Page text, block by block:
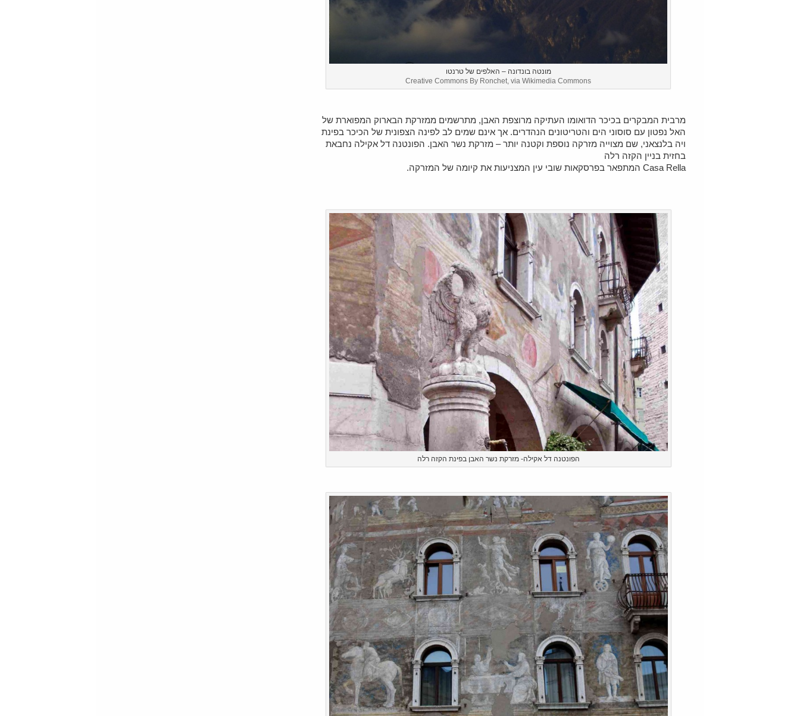
מונטה בונדונה – האלפים של טרנטו
Creative Commons By Ronchet, via Wikimedia Commons
מרבית המבקרים בכיכר הדואומו העתיקה מרוצפת האבן, מתרשמים ממזרקת הבארוק המפוארת של
האל נפטון עם סוסוני הים והטריטונים הנהדרים. אך אינם שמים לב לפינה הצפונית של הכיכר בפינת
ויה בלנצאני, שם מצוייה מזרקה נוספת וקטנה יותר – מזרקת נשר האבן. הפונטנה דל אקילה נחבאת
בחזית בניין הקזה רלה
Casa Rella המתפאר בפרסקאות שובי עין המצניעות את קיומה של המזרקה.
הפונטנה דל אקילה- מזרקת נשר האבן בפינת הקזה רלה